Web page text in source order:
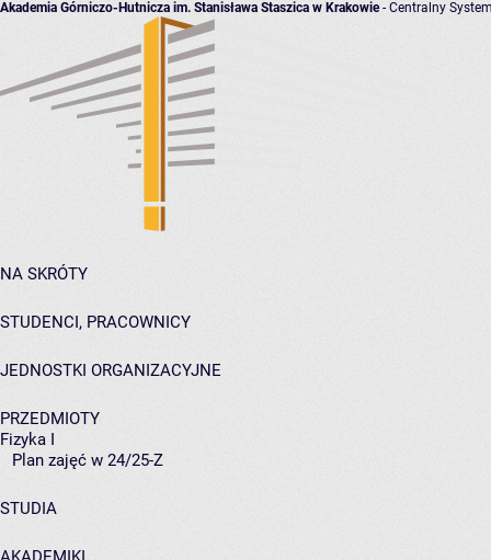
Akademia Górniczo-Hutnicza im. Stanisława Staszica w Krakowie- Centralny
NA SKRÓTY
STUDENCI, PRACOWNICY
JEDNOSTKI ORGANIZACYJNE
PRZEDMIOTY
Fizyka I
Plan zajęć w 24/25-Z
STUDIA